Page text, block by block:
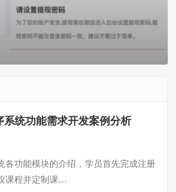
系统功能需求开发案例分析
各功能模块的介绍，学员首先完成注册
课程并定制课…